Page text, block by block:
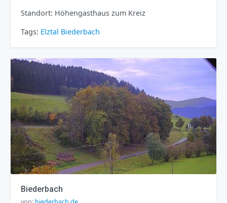
Standort: Höhengasthaus zum Kreiz
Tags: Elztal Biederbach
Biederbach